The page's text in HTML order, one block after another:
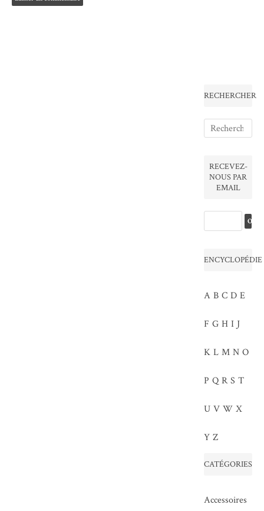
RECHERCHER
RECEVEZ-
NOUS PAR
EMAIL
ENCYCLOPÉDIE
A B C D E
F G H I J
K L M N O
P Q R S T
U V W X
Y Z
CATÉGORIES
Accessoires